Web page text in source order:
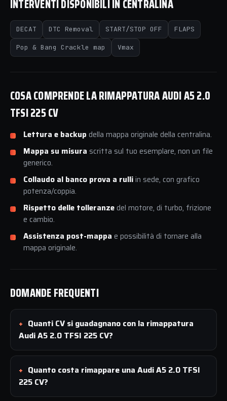
INTERVENTI DISPONIBILI IN CENTRALINA
DECAT DTC Removal START/STOP OFF FLAPS
Pop & Bang Crackle map Vmax
COSA COMPRENDE LA RIMAPPATURA AUDI A5 2.0
TFSI 225 CV
Lettura e backup della mappa originale della centralina.
Mappa su misura scritta sul tuo esemplare, non un file
generico.
Collaudo al banco prova a rulliin sede, con grafico
potenza/coppia.
Rispetto delle tolleranzedel motore, di turbo, frizione
e cambio.
Assistenza post-mappa e possibilità di tornare alla
mappa originale.
DOMANDE FREQUENTI
Quanti CV si guadagnano con la rimappatura
Audi A5 2.0 TFSI 225 CV?
Quanto costa rimappare una Audi A5 2.0 TFSI
225 CV?